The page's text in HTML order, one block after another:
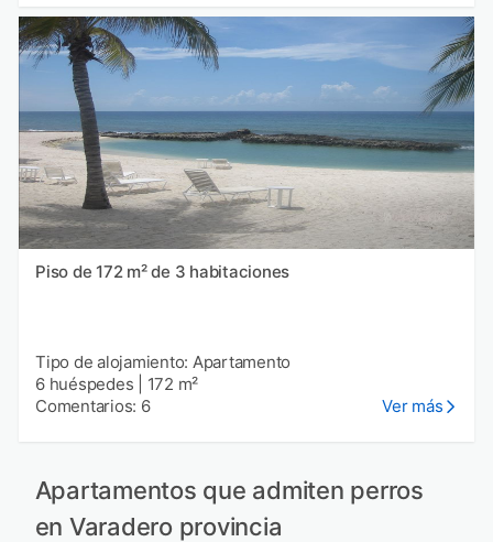
Piso de 172 m² de 3 habitaciones
Tipo de alojamiento: Apartamento
6 huéspedes
172 m²
Comentarios: 6
Ver más
Apartamentos que admiten perros
en Varadero provincia